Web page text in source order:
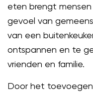
eten brengt
gevoel van
van een
ontspannen en te
vrienden en familie.
Door het